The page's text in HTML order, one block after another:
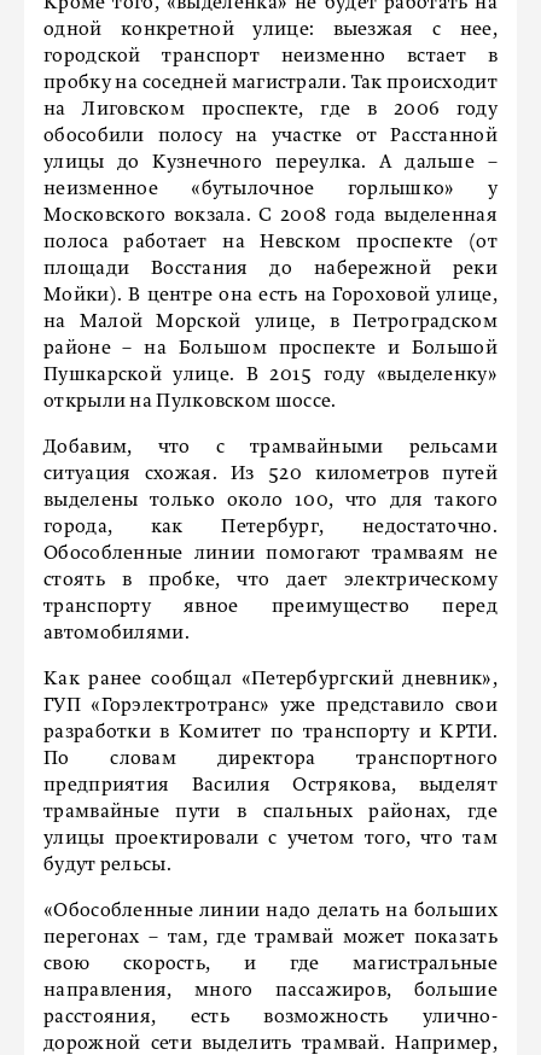
одной конкретной улице: выезжая с нее,
городской транспорт неизменно встает в
пробку на соседней магистрали. Так происходит
на Лиговском проспекте, где в 2006 году
обособили полосу на участке от Расстанной
улицы до Кузнечного переулка. А дальше –
неизменное «бутылочное горлышко» у
Московского вокзала. С 2008 года выделенная
полоса работает на Невском проспекте (от
площади Восстания до набережной реки
Мойки). В центре она есть на Гороховой улице,
на Малой Морской улице, в Петроградском
районе – на Большом проспекте и Большой
Пушкарской улице. В 2015 году «выделенку»
открыли на Пулковском шоссе.
Добавим, что с трамвайными рельсами
ситуация схожая. Из 520 километров путей
выделены только около 100, что для такого
города, как Петербург, недостаточно.
Обособленные линии помогают трамваям не
стоять в пробке, что дает электрическому
транспорту явное преимущество перед
автомобилями.
Как ранее сообщал «Петербургский дневник»,
ГУП «Горэлектротранс» уже представило свои
разработки в Комитет по транспорту и КРТИ.
По словам директора транспортного
предприятия Василия Острякова, выделят
трамвайные пути в спальных районах, где
улицы проектировали с учетом того, что там
будут рельсы.
«Обособленные линии надо делать на больших
перегонах – там, где трамвай может показать
свою скорость, и где магистральные
направления, много пассажиров, большие
расстояния, есть возможность улично-
дорожной сети выделить трамвай. Например,